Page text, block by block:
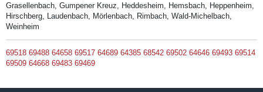
Grasellenbach, Gumpener Kreuz, Heddesheim, Hemsbach, Heppenheim,
Hirschberg, Laudenbach, Mörlenbach, Rimbach, Wald-Michelbach,
Weinheim
69518 69488 64658 69517 64689 64385 68542 69502 64646 69493 69514
69509 64668 69483 69469